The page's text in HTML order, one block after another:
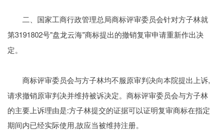
二、国家工商行政管理总局商标评审委员会针对方子林就
第3191802号"盘龙云海"商标提出的撤销复审申请重新作出决
定。
商标评审委员会与方子林均不服原审判决向本院提出上诉,
请求撤销原审判决并维持被诉决定。商标评审委员会与方子林
的主要上诉理由是:方子林提交的证据可以证明复审商标在指定
期间内已经实际使用,故应当被维持注册。